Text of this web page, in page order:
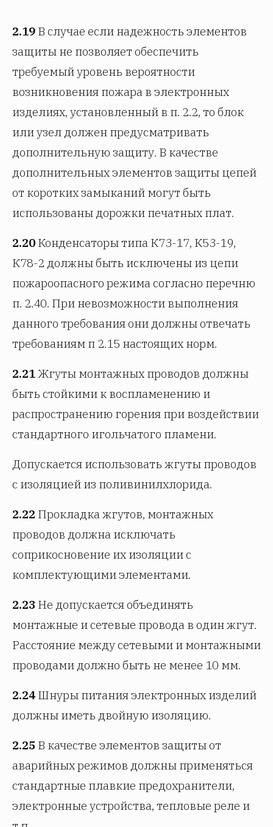
2.19 В случае если надежность элементов
защиты не позволяет обеспечить
требуемый уровень вероятности
возникновения пожара в электронных
изделиях, установленный в п. 2.2, то блок
или узел должен предусматривать
дополнительную защиту. В качестве
дополнительных элементов защиты цепей
от коротких замыканий могут быть
использованы дорожки печатных плат.
2.20 Конденсаторы типа К73-17, К53-19,
К78-2 должны быть исключены из цепи
пожароопасного режима согласно перечню
п. 2.40. При невозможности выполнения
данного требования они должны отвечать
требованиям п 2.15 настоящих норм.
2.21 Жгуты монтажных проводов должны
быть стойкими к воспламенению и
распространению горения при воздействии
стандартного игольчатого пламени.
Допускается использовать жгуты проводов
с изоляцией из поливинилхлорида.
2.22 Прокладка жгутов, монтажных
проводов должна исключать
соприкосновение их изоляции с
комплектующими элементами.
2.23 Не допускается объединять
монтажные и сетевые провода в один жгут.
Расстояние между сетевыми и монтажными
проводами должно быть не менее 10 мм.
2.24 Шнуры питания электронных изделий
должны иметь двойную изоляцию.
2.25 В качестве элементов защиты от
аварийных режимов должны применяться
стандартные плавкие предохранители,
электронные устройства, тепловые реле и